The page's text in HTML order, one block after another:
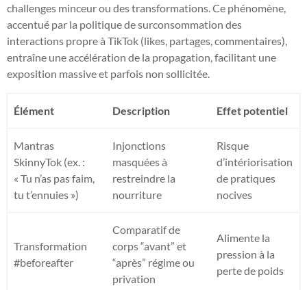
challenges minceur ou des transformations. Ce phénomène,
accentué par la politique de surconsommation des
interactions propre à TikTok (likes, partages, commentaires),
entraîne une accélération de la propagation, facilitant une
exposition massive et parfois non sollicitée.
Élément Description Effet potentiel
Mantras
SkinnyTok (ex. :
« Tu n’as pas faim,
tu t’ennuies »)
Injonctions
masquées à
restreindre la
nourriture
Risque
d’intériorisation
de pratiques
nocives
Transformation
#beforeafter
Comparatif de
corps “avant” et
“après” régime ou
privation
Alimente la
pression à la
perte de poids